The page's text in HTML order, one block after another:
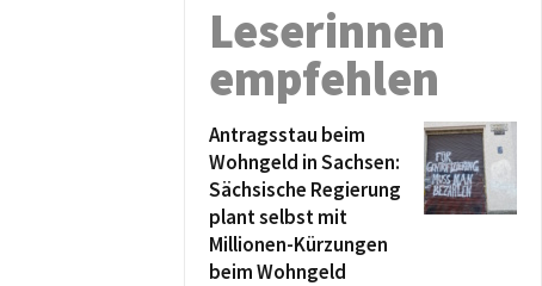
Leserinnen
empfehlen
Antragsstau beim
Wohngeld in Sachsen:
Sächsische Regierung
plant selbst mit
Millionen-Kürzungen
beim Wohngeld